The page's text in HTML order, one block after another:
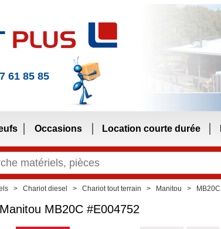
61 85 85
Occasions Location courte durée
Chariot diesel Chariot tout terrain Manitou MB20C
Manitou MB20C #E004752